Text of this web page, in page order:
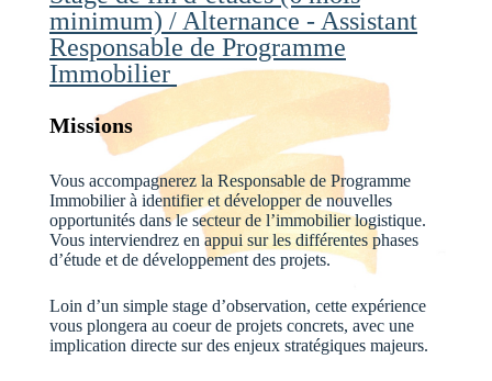
minimum) / Alternance - Assistant
Responsable de Programme
Immobilier
Missions
Vous accompagnerez la Responsable de Programme
Immobilier à identifier et développer de nouvelles
opportunités dans le secteur de l’immobilier logistique.
Vous interviendrez en appui sur les différentes phases
d’étude et de développement des projets.
Loin d’un simple stage d’observation, cette expérience
vous plongera au coeur de projets concrets, avec une
implication directe sur des enjeux stratégiques majeurs.